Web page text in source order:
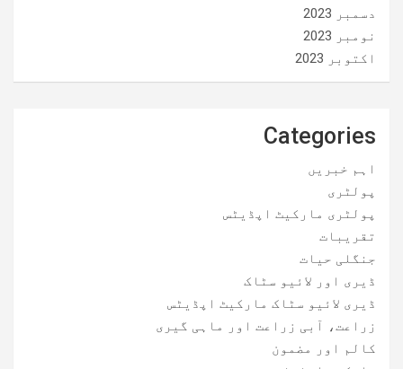
دسمبر 2023
نومبر 2023
اکتوبر 2023
Categories
اہم خبریں
پولٹری
پولٹری مارکیٹ اپڈیٹس
تقریبات
جنگلی حیات
ڈیری اور لائیو سٹاک
ڈیری لائیو سٹاک مارکیٹ اپڈیٹس
زراعت، آبی زراعت اور ماہی گیری
کالم اور مضمون